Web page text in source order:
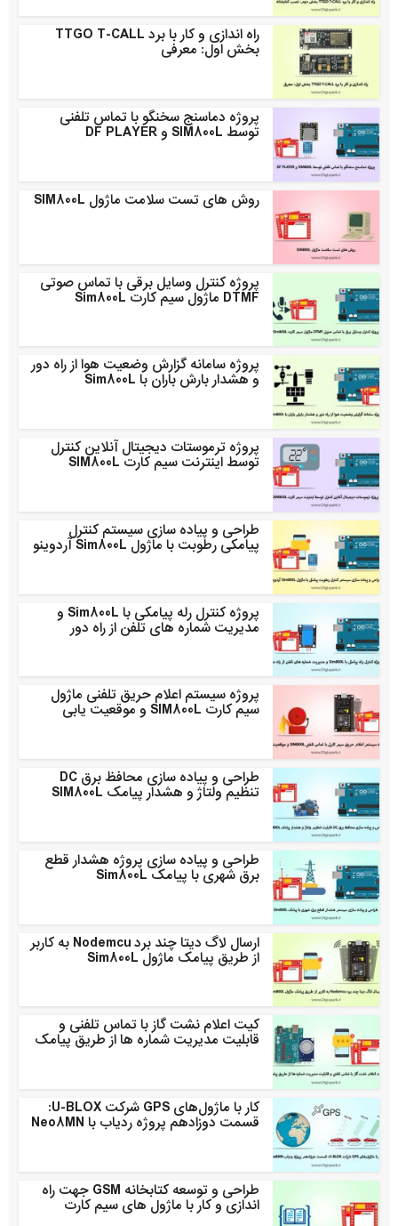
راه اندازی و کار با برد TTGO T-CALL
بخش اول: معرفی
پروژه دماسنج سخنگو با تماس تلفنی
توسط SIM800L و DF PLAYER
روش های تست سلامت ماژول SIM800L
پروژه کنترل وسایل برقی با تماس صوتی
DTMF ماژول سیم کارت Sim800L
پروژه سامانه گزارش وضعیت هوا از راه دور
و هشدار بارش باران با Sim800L
پروژه ترموستات دیجیتال آنلاین کنترل
توسط اینترنت سیم کارت SIM800L
طراحی و پیاده سازی سیستم کنترل
پیامکی رطوبت با ماژول Sim800L آردوینو
پروژه کنترل رله پیامکی با Sim800L و
مدیریت شماره های تلفن از راه دور
پروژه سیستم اعلام حریق تلفنی ماژول
سیم کارت SIM800L و موقعیت یابی
طراحی و پیاده سازی محافظ برق DC
تنظیم ولتاژ و هشدار پیامک SIM800L
طراحی و پیاده سازی پروژه هشدار قطع
برق شهری با پیامک Sim800L
ارسال لاگ دیتا چند برد Nodemcu به کاربر
از طریق پیامک ماژول Sim800L
کیت اعلام نشت گاز با تماس تلفنی و
قابلیت مدیریت شماره ها از طریق پیامک
کار با ماژول‌های GPS شرکت U-BLOX:
قسمت دوزادهم پروژه ردیاب با Neo8MN
طراحی و توسعه کتابخانه GSM جهت راه
اندازی و کار با ماژول های سیم کارت